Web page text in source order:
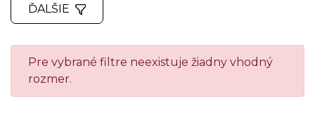
ĎALŠIE
Pre vybrané filtre neexistuje žiadny vhodný
rozmer.